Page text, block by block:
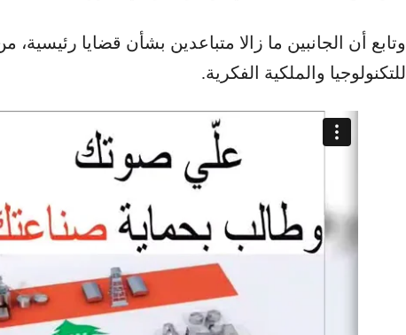
وتابع أن الجانبين ما زالا متباعدين بشأن قضايا رئيسية،
للتكنولوجيا والملكية الفكرية.